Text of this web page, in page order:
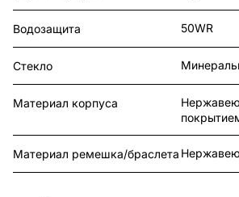
Водозащита 50WR
Стекло
Материал корпуса
Материал ремешка/браслета